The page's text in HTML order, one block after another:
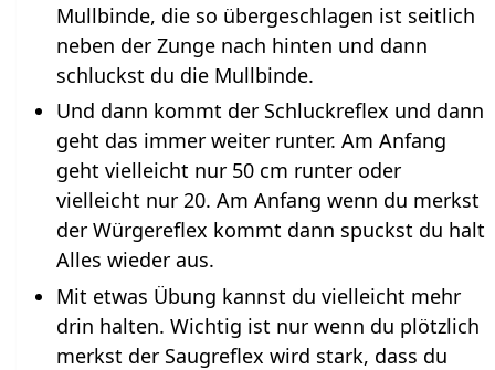
Mullbinde, die so übergeschlagen ist seitlich
neben der Zunge nach hinten und dann
schluckst du die Mullbinde.
Und dann kommt der Schluckreflex und dann
geht das immer weiter runter. Am Anfang
geht vielleicht nur 50 cm runter oder
vielleicht nur 20. Am Anfang wenn du merkst
der Würgereflex kommt dann spuckst du halt
Alles wieder aus.
Mit etwas Übung kannst du vielleicht mehr
drin halten. Wichtig ist nur wenn du plötzlich
merkst der Saugreflex wird stark, dass du